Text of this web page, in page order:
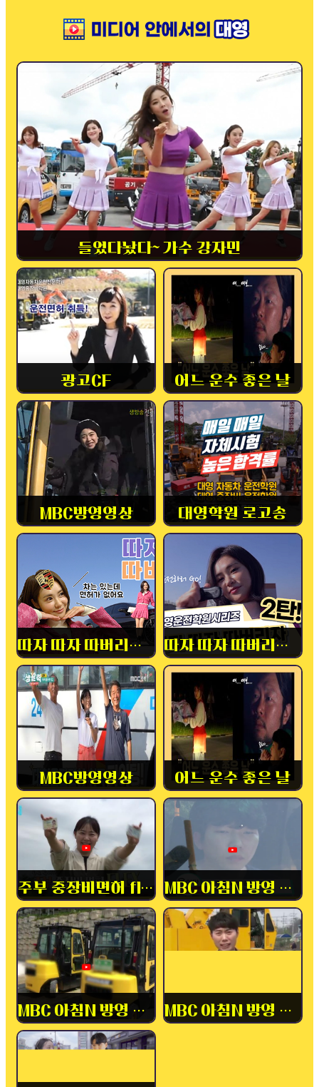
들었다놨다~ 가수 강자민
광고CF 어느 운수 좋은 날
MBC방영영상 대영학원 로고송
따자 따자 따버리자! 1탄 따자 따자 따버리자! 2탄
MBC방영영상 어느 운수 좋은 날
주부 중장비면허 flex MBC 아침N 방영 중장비
MBC 아침N 방영 내일배움카드 MBC 아침N 방영 중장비